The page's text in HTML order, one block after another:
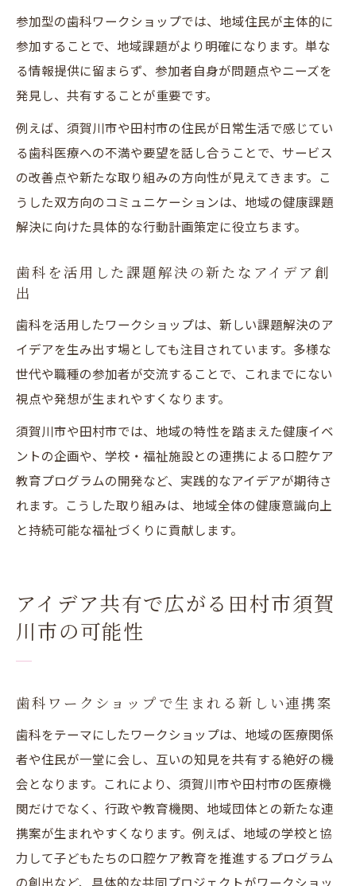
参加型の歯科ワークショップでは、地域住民が主体的に
参加することで、地域課題がより明確になります。単な
る情報提供に留まらず、参加者自身が問題点やニーズを
発見し、共有することが重要です。
例えば、須賀川市や田村市の住民が日常生活で感じてい
る歯科医療への不満や要望を話し合うことで、サービス
の改善点や新たな取り組みの方向性が見えてきます。こ
うした双方向のコミュニケーションは、地域の健康課題
解決に向けた具体的な行動計画策定に役立ちます。
歯科を活用した課題解決の新たなアイデア創
出
歯科を活用したワークショップは、新しい課題解決のア
イデアを生み出す場としても注目されています。多様な
世代や職種の参加者が交流することで、これまでにない
視点や発想が生まれやすくなります。
須賀川市や田村市では、地域の特性を踏まえた健康イベ
ントの企画や、学校・福祉施設との連携による口腔ケア
教育プログラムの開発など、実践的なアイデアが期待さ
れます。こうした取り組みは、地域全体の健康意識向上
と持続可能な福祉づくりに貢献します。
アイデア共有で広がる田村市須賀
川市の可能性
歯科ワークショップで生まれる新しい連携案
歯科をテーマにしたワークショップは、地域の医療関係
者や住民が一堂に会し、互いの知見を共有する絶好の機
会となります。これにより、須賀川市や田村市の医療機
関だけでなく、行政や教育機関、地域団体との新たな連
携案が生まれやすくなります。例えば、地域の学校と協
力して子どもたちの口腔ケア教育を推進するプログラム
の創出など、具体的な共同プロジェクトがワークショッ